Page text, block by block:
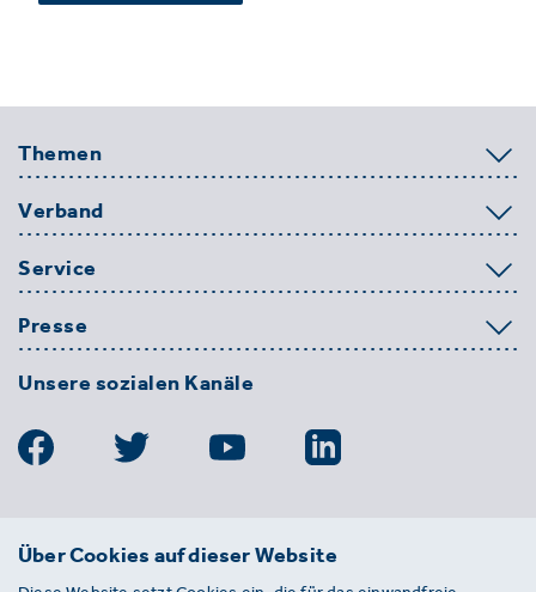
Themen
Verband
Service
Presse
Unsere sozialen Kanäle
BDE
Über Cookies auf dieser Website